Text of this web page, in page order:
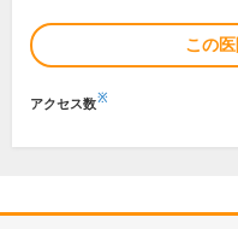
この
アクセス数※